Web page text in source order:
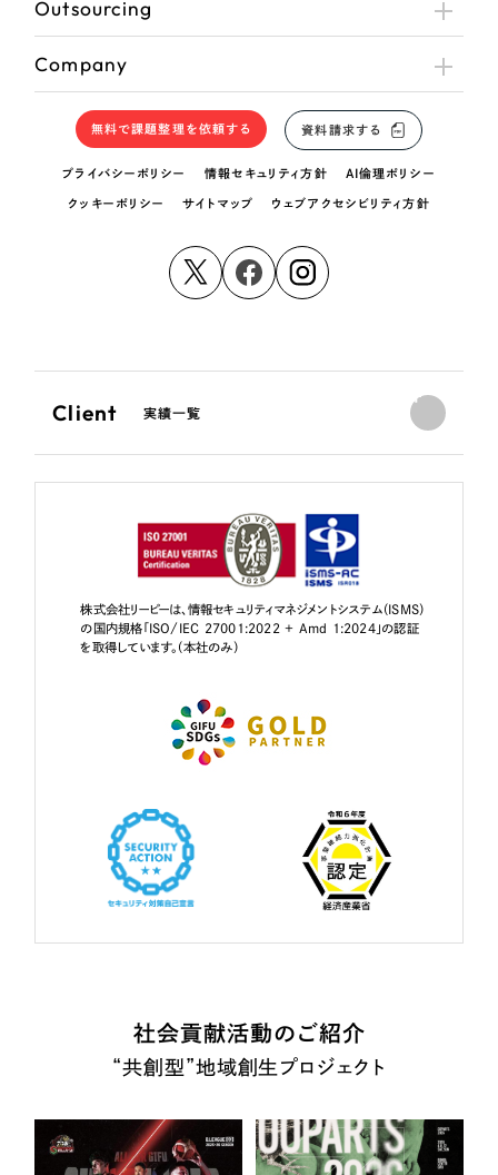
Outsourcing
Company
無料で課題整理を依頼する 資料請求する
プライバシーポリシー 情報セキュリティ方針 AI倫理ポリシー
クッキーポリシー サイトマップ ウェブアクセシビリティ方針
Client 実績一覧
株式会社リーピーは、情報セキュリティマネジメントシステム（ISMS）
の国内規格「ISO/IEC 27001:2022 + Amd 1:2024」の認証
を取得しています。（本社のみ）
社会貢献活動のご紹介
“共創型”地域創生プロジェクト